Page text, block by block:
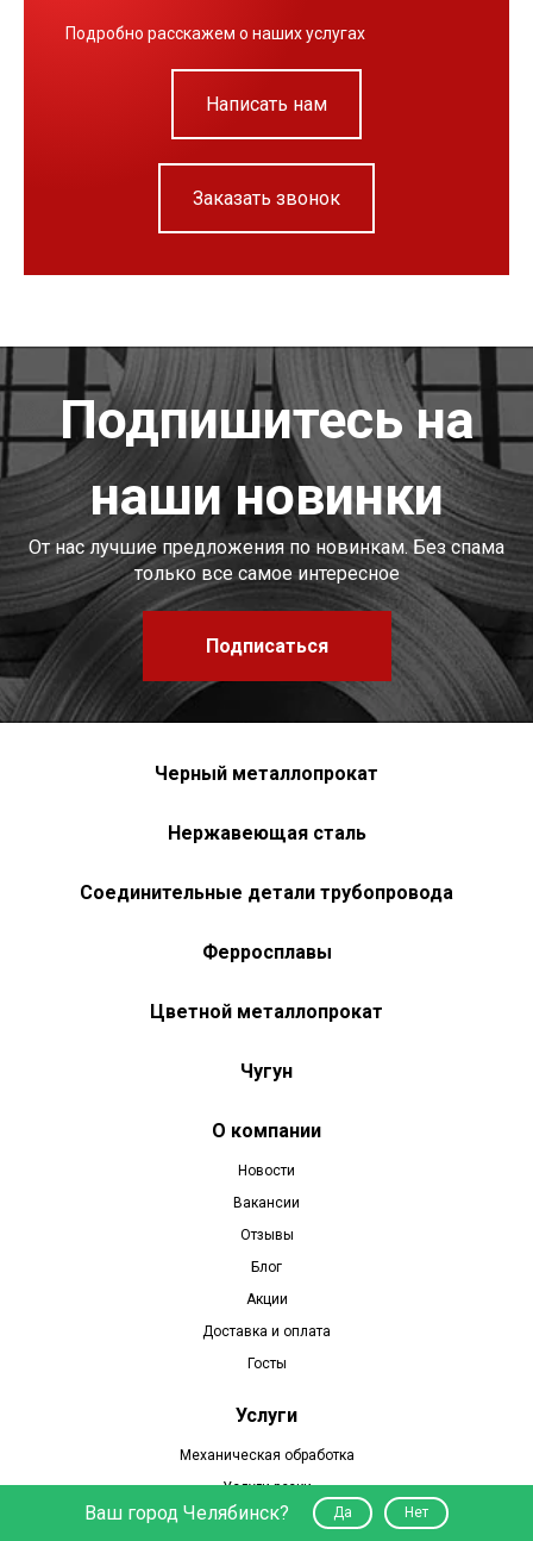
Подробно расскажем о наших услугах
Написать нам
Заказать звонок
Подпишитесь на
наши новинки
От нас лучшие предложения по новинкам. Без спама
только все самое интересное
Подписаться
Черный металлопрокат
Нержавеющая сталь
Соединительные детали трубопровода
Ферросплавы
Цветной металлопрокат
Чугун
О компании
Новости
Вакансии
Отзывы
Блог
Акции
Доставка и оплата
Госты
Услуги
Механическая обработка
Услуги резки
Часы работы:
Ваш город Челябинск? Да Нет